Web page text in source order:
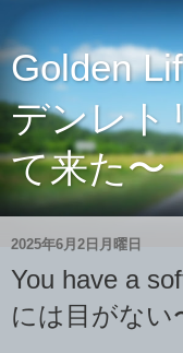
Golden
デンレト
て来た〜
2025年6月2日月曜日
You have a
には目がない